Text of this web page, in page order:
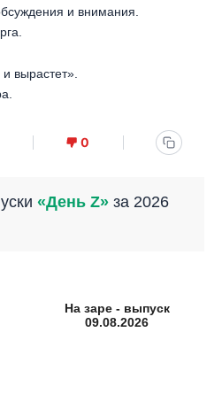
и внимания.
вырастет».
0
«День Z» за 2026
На заре - выпуск
09.08.2026